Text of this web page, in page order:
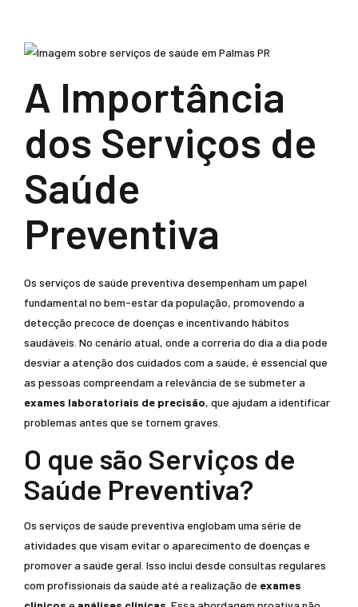
A Importância
dos Serviços de
Saúde
Preventiva
Os serviços de saúde preventiva desempenham um papel
fundamental no bem-estar da população, promovendo a
detecção precoce de doenças e incentivando hábitos
saudáveis. No cenário atual, onde a correria do dia a dia pode
desviar a atenção dos cuidados com a saúde, é essencial que
as pessoas compreendam a relevância de se submeter a
exames laboratoriais de precisão, que ajudam a identificar
problemas antes que se tornem graves.
O que são Serviços de
Saúde Preventiva?
Os serviços de saúde preventiva englobam uma série de
atividades que visam evitar o aparecimento de doenças e
promover a saúde geral. Isso inclui desde consultas regulares
com profissionais da saúde até a realização de exames